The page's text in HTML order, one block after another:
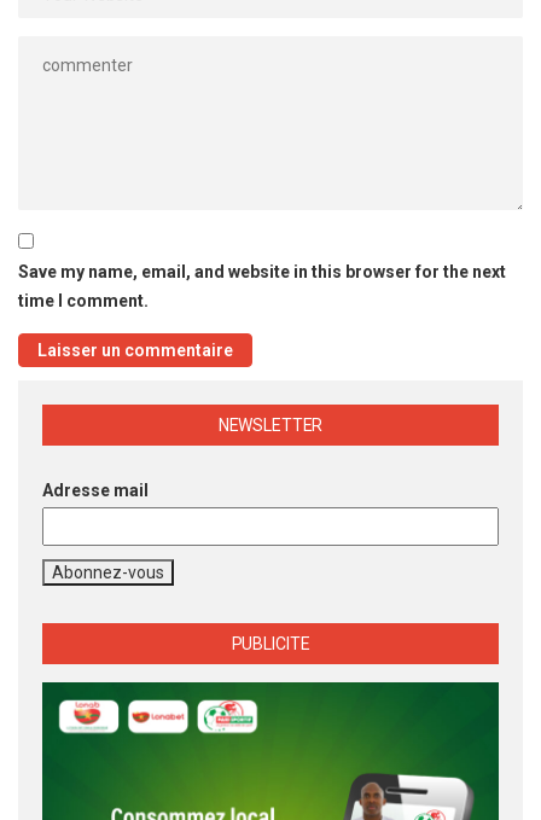
Save my name, email, and website in this browser for the next
time I comment.
NEWSLETTER
Adresse mail
PUBLICITE